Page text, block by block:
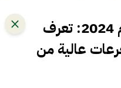
أفضل ألعاب أكشن لعام 2024: تعرف
عالية من